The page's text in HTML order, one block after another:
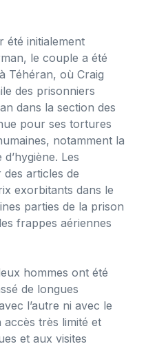
été initialement
le couple a été
Téhéran, où Craig
des prisonniers
dans la section des
pour ses tortures
notamment la
Les
articles de
exorbitants dans le
parties de la prison
frappes aériennes
hommes ont été
de longues
l’autre ni avec le
très limité et
et aux visites